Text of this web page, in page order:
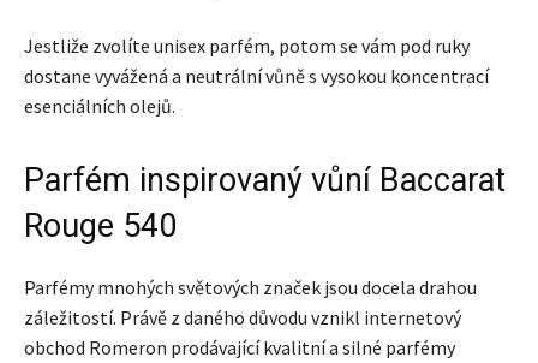
Jestliže zvolíte unisex parfém, potom se vám pod ruky
dostane vyvážená a neutrální vůně s vysokou koncentrací
esenciálních olejů.
Parfém inspirovaný vůní Baccarat
Rouge 540
Parfémy mnohých světových značek jsou docela drahou
záležitostí. Právě z daného důvodu vznikl internetový
obchod Romeron prodávající kvalitní a silné parfémy